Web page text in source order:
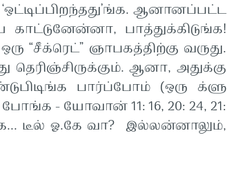
ஆனானப்பட்ட
காட்டுனேன்னா, பாத்துக்கிடுங்க!
“சீக்ரெட்” ஞாபகத்திற்கு வருது.
ஆனா, அதுக்கு
பார்ப்போம் (ஒரு க்ளு
- யோவான் 11: 16, 20: 24, 21:
டீல் ஓ.கே வா? இல்லன்னாலும்,